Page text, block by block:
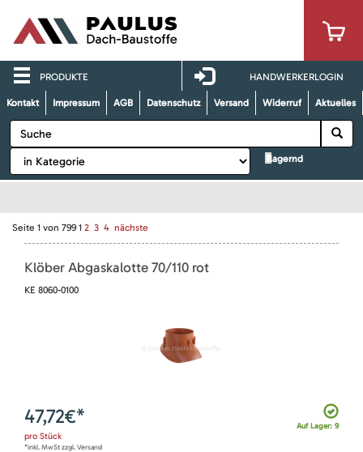
PRODUKTE HANDWERKERLOGIN
Kontakt Impressum AGB Datenschutz Versand Widerruf Aktuelles
lagernd
Seite 1 von 799 1 2 3 4 nächste
Klöber Abgaskalotte 70/110 rot
KE 8060-0100
Auf Lager: 9
47,72€*
pro Stück
*inkl. MwSt zzgl. Versand